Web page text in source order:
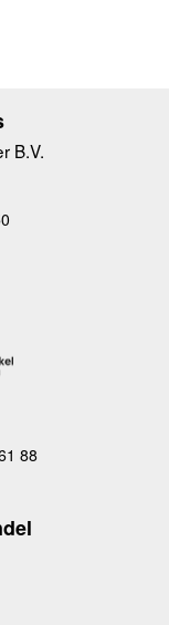
B.V.
88